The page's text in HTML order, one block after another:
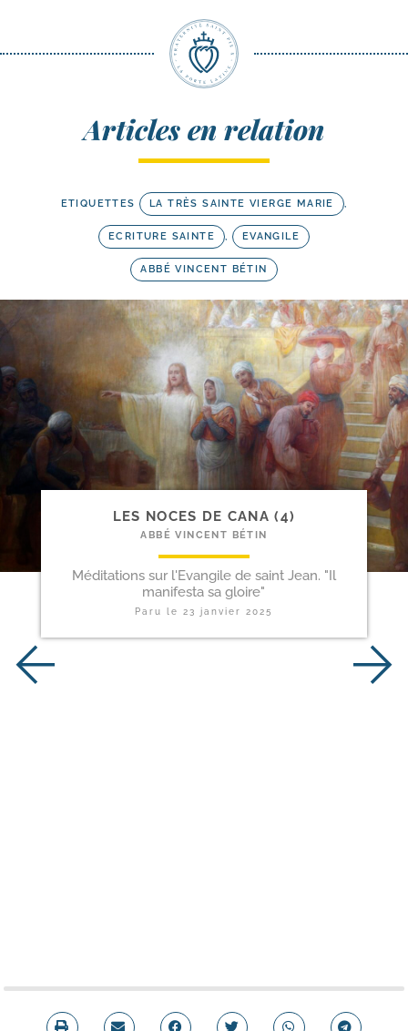
Articles en relation
ETIQUETTES LA TRÈS SAINTE VIERGE MARIE ,
ECRITURE SAINTE , EVANGILE
ABBÉ VINCENT BÉTIN
LES NOCES DE CANA (4)
ABBÉ VINCENT BÉTIN
Méditations sur l'Evangile de saint Jean. "Il
manifesta sa gloire"
Paru le23 janvier 2025